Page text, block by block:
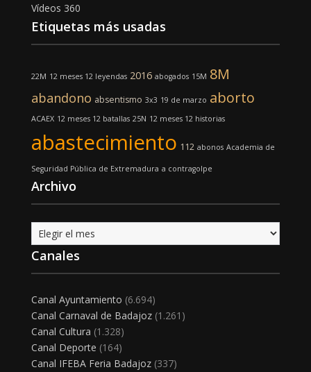
Vídeos 360
Etiquetas más usadas
22M 12 meses 12 leyendas 2016 abogados 15M 8M
abandono absentismo 3x3 19 de marzo aborto
ACAEX 12 meses 12 batallas 25N 12 meses 12 historias
abastecimiento 112 abonos Academia de
Seguridad Pública de Extremadura a contragolpe
Archivo
Archivo
Canales
Canal Ayuntamiento (6.694)
Canal Carnaval de Badajoz(1.261)
Canal Cultura (1.328)
Canal Deporte (164)
Canal IFEBA Feria Badajoz(337)